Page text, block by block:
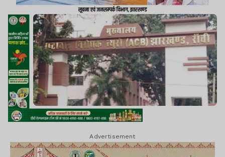
Advertisement